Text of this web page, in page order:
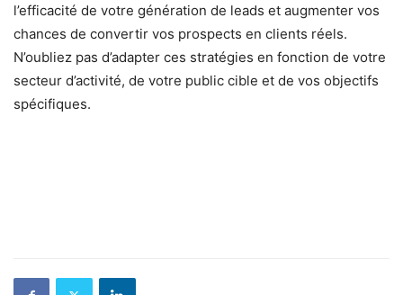
l’efficacité de votre génération de leads et augmenter vos
chances de convertir vos prospects en clients réels.
N’oubliez pas d’adapter ces stratégies en fonction de votre
secteur d’activité, de votre public cible et de vos objectifs
spécifiques.